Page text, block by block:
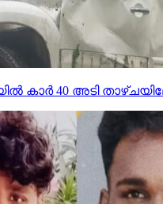
കാര്‍ 40 അടി